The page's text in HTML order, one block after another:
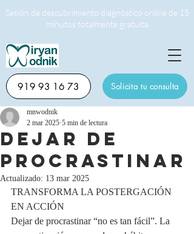
Solicita tu consulta
919 93 16 73
Sesión de descubrimiento diagnóstico online de 15
minutos totalmente gratuita
DEJAR DE
PROCRASTINAR
mnwodnik
2 mar 2025 5 min de lectura
Actualizado: 13 mar 2025
TRANSFORMA LA POSTERGACIÓN
EN ACCIÓN
Dejar de procrastinar “no es tan fácil”. La